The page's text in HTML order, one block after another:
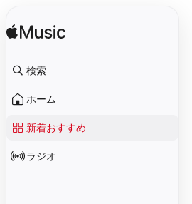
検索
ホーム
新着おすすめ
ラジオ